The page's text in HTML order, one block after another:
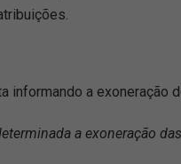
informando a
a exoneração